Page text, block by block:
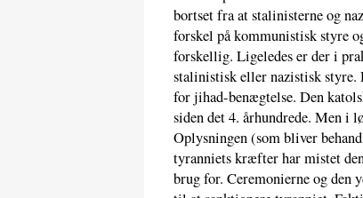
bortset fra at stalinisterne og
forskel på kommunistisk styre
forskellig. Ligeledes er der i
stalinistisk eller nazistisk styre.
for jihad-benægtelse. Den
siden det 4. århundrede. Men i
Oplysningen (som bliver
tyranniets kræfter har mistet
brug for. Ceremonierne og den